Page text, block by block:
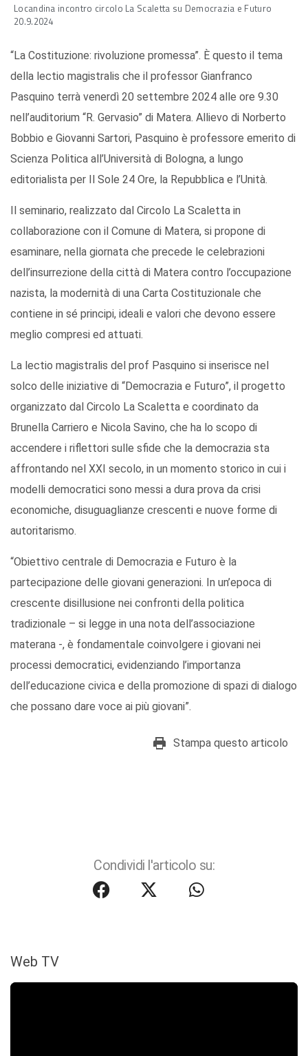
Locandina incontro circolo La Scaletta su Democrazia e Futuro
20.9.2024
“La Costituzione: rivoluzione promessa”. È questo il tema
della lectio magistralis che il professor Gianfranco
Pasquino terrà venerdì 20 settembre 2024 alle ore 9.30
nell’auditorium “R. Gervasio” di Matera. Allievo di Norberto
Bobbio e Giovanni Sartori, Pasquino è professore emerito di
Scienza Politica all’Università di Bologna, a lungo
editorialista per Il Sole 24 Ore, la Repubblica e l’Unità.
Il seminario, realizzato dal Circolo La Scaletta in
collaborazione con il Comune di Matera, si propone di
esaminare, nella giornata che precede le celebrazioni
dell’insurrezione della città di Matera contro l’occupazione
nazista, la modernità di una Carta Costituzionale che
contiene in sé principi, ideali e valori che devono essere
meglio compresi ed attuati.
La lectio magistralis del prof Pasquino si inserisce nel
solco delle iniziative di “Democrazia e Futuro”, il progetto
organizzato dal Circolo La Scaletta e coordinato da
Brunella Carriero e Nicola Savino, che ha lo scopo di
accendere i riflettori sulle sfide che la democrazia sta
affrontando nel XXI secolo, in un momento storico in cui i
modelli democratici sono messi a dura prova da crisi
economiche, disuguaglianze crescenti e nuove forme di
autoritarismo.
“Obiettivo centrale di Democrazia e Futuro è la
partecipazione delle giovani generazioni. In un’epoca di
crescente disillusione nei confronti della politica
tradizionale – si legge in una nota dell’associazione
materana -, è fondamentale coinvolgere i giovani nei
processi democratici, evidenziando l’importanza
dell’educazione civica e della promozione di spazi di dialogo
che possano dare voce ai più giovani”.
Stampa questo articolo
Condividi l'articolo su:
Web TV